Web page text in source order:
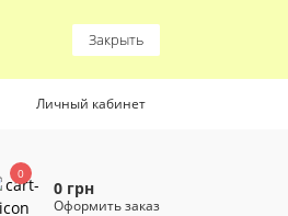
Закрыть
Личный кабинет
0
0 грн
Оформить заказ